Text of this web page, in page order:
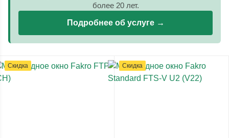
более 20 лет.
Подробнее об услуге →
Скидка Скидка